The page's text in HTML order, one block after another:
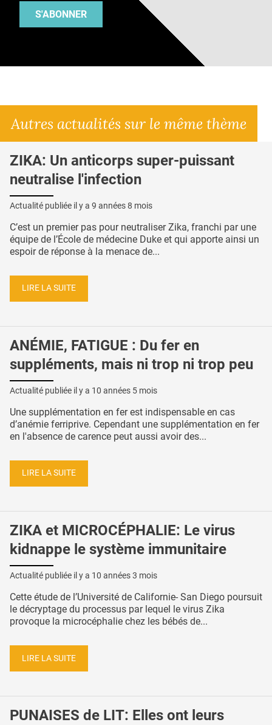
S'ABONNER
Autres actualités sur le même thème
ZIKA: Un anticorps super-puissant
neutralise l'infection
Actualité publiée il y a 9 années 8 mois
C’est un premier pas pour neutraliser Zika, franchi par une
équipe de l’École de médecine Duke et qui apporte ainsi un
espoir de réponse à la menace de...
LIRE LA SUITE
ANÉMIE, FATIGUE : Du fer en
suppléments, mais ni trop ni trop peu
Actualité publiée il y a 10 années 5 mois
Une supplémentation en fer est indispensable en cas
d’anémie ferriprive. Cependant une supplémentation en fer
en l'absence de carence peut aussi avoir des...
LIRE LA SUITE
ZIKA et MICROCÉPHALIE: Le virus
kidnappe le système immunitaire
Actualité publiée il y a 10 années 3 mois
Cette étude de l’Université de Californie- San Diego poursuit
le décryptage du processus par lequel le virus Zika
provoque la microcéphalie chez les bébés de...
LIRE LA SUITE
PUNAISES de LIT: Elles ont leurs